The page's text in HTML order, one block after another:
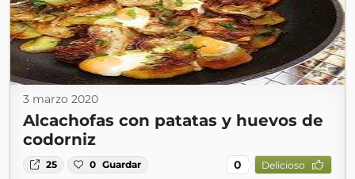
3 marzo 2020
Alcachofas con patatas y huevos de
codorniz
25 0 Guardar 0 Delicioso